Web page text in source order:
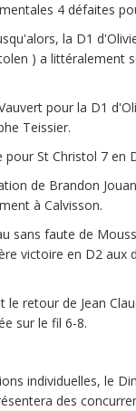
4 défaites
la D1
) a littéralement
pour la D1
Teissier.
pour St Christol 7 en
de Brandon
à Calvisson.
sans faute de
victoire en D2 aux
le retour de Jean
sur le fil 6-8.
individuelles, le
des